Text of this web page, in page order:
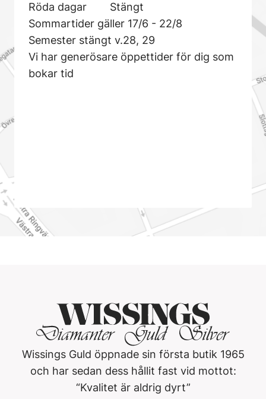
Röda dagar
Stängt
Sommartider gäller 17/6 - 22/8
Semester stängt v.28, 29
Vi har generösare öppettider för dig som
bokar tid
Wissings Guld öppnade sin första butik 1965
och har sedan dess hållit fast vid mottot:
“Kvalitet är aldrig dyrt”